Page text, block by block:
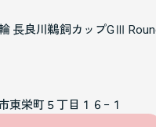
長良川鵜飼カップGⅢ
東栄町５丁目１６−１